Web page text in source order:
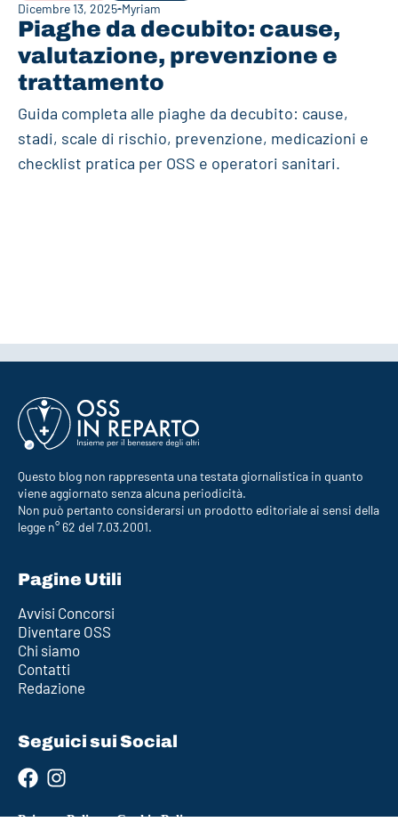
Dicembre 13, 2025 Myriam
Piaghe da decubito: cause,
valutazione, prevenzione e
trattamento
Guida completa alle piaghe da decubito: cause,
stadi, scale di rischio, prevenzione, medicazioni e
checklist pratica per OSS e operatori sanitari.
Questo blog non rappresenta una testata giornalistica in quanto
viene aggiornato senza alcuna periodicità.
Non può pertanto considerarsi un prodotto editoriale ai sensi della
legge n° 62 del 7.03.2001.
Pagine Utili
Avvisi Concorsi
Diventare OSS
Chi siamo
Contatti
Redazione
Seguici sui Social
Privacy Policy–Cookie Policy